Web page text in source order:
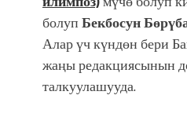
болупБекбосун
Алар үч күндөн бери
жаңы редакциясынын
талкуулашууда.